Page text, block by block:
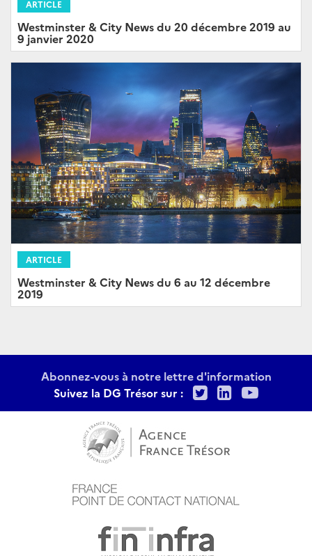
ARTICLE
Westminster & City News du 20 décembre 2019 au
9 janvier 2020
ARTICLE
Westminster & City News du 6 au 12 décembre
2019
Abonnez-vous à notre lettre d'information
Suivez la DG Trésor sur :
TwitterLinkedIn